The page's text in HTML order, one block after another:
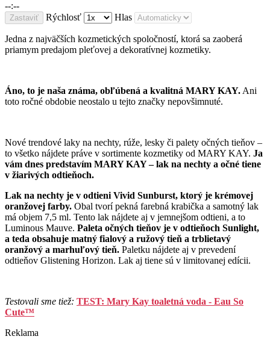
--:--
Zastaviť Rýchlosť Hlas
Jedna z najväčších kozmetických spoločností, ktorá sa zaoberá
priamym predajom pleťovej a dekoratívnej kozmetiky.
Áno, to je naša známa, obľúbená a kvalitná MARY KAY.Ani
toto ročné obdobie neostalo u tejto značky nepovšimnuté.
Nové trendové laky na nechty, rúže, lesky či palety očných tieňov –
to všetko nájdete práve v sortimente kozmetiky od MARY KAY. Ja
vám dnes predstavím MARY KAY – lak na nechty a očné tiene
v žiarivých odtieňoch.
Lak na nechty je v odtieni Vivid Sunburst, ktorý je krémovej
oranžovej farby. Obal tvorí pekná farebná krabička a samotný lak
má objem 7,5 ml. Tento lak nájdete aj v jemnejšom odtieni, a to
Luminous Mauve. Paleta očných tieňov je v odtieňoch Sunlight,
a teda obsahuje matný fialový a ružový tieň a trblietavý
oranžový a marhuľový tieň. Paletku nájdete aj v prevedení
odtieňov Glistening Horizon. Lak aj tiene sú v limitovanej edícii.
Testovali sme tiež: TEST: Mary Kay toaletná voda - Eau So
Cute™
Reklama